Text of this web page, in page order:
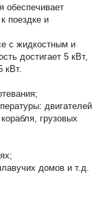
обеспечивает
поездке и
с жидкостным и
достигает 5 кВт,
кВт.
двигателей
грузовых
домов и т.д.